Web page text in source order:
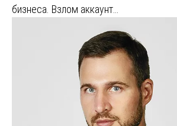
бизнеса. Взлом аккаунт…